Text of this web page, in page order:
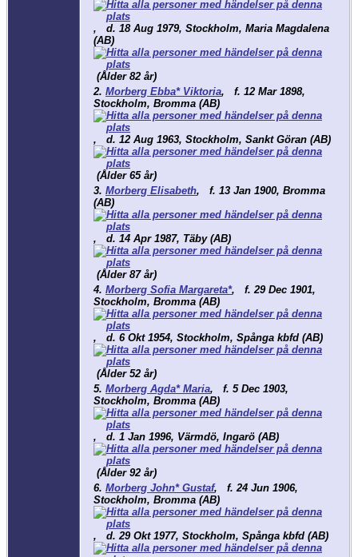
, d. 18 Aug 1979, Stockholm, Maria Magdalena
(AB)
(Ålder 82 år)
2. Morberg Ebba* Viktoria, f. 12 Mar 1898,
Stockholm, Bromma (AB)
, d. 12 Aug 1963, Stockholm, Sankt Göran (AB)
(Ålder 65 år)
3. Morberg Elisabeth, f. 13 Jan 1900, Bromma
(AB)
, d. 14 Apr 1987, Täby (AB)
(Ålder 87 år)
4. Morberg Sofia Margareta*, f. 29 Dec 1901,
Stockholm, Bromma (AB)
, d. 6 Okt 1954, Stockholm, Spånga kbfd (AB)
(Ålder 52 år)
5. Morberg Agda* Maria, f. 5 Dec 1903,
Stockholm, Bromma (AB)
, d. 1 Jan 1996, Värmdö, Ingarö (AB)
(Ålder 92 år)
6. Morberg John* Gustaf, f. 24 Jun 1906,
Stockholm, Bromma (AB)
, d. 29 Okt 1977, Stockholm, Spånga kbfd (AB)